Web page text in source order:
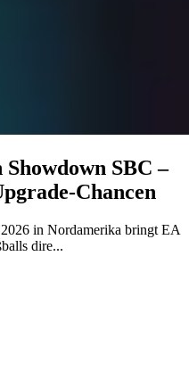
SBC –
Chancen
in Nordamerika bringt EA
dire...